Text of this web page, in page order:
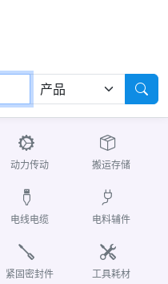
动力传动 搬运存储
电线电缆 电料辅件
紧固密封件 工具耗材